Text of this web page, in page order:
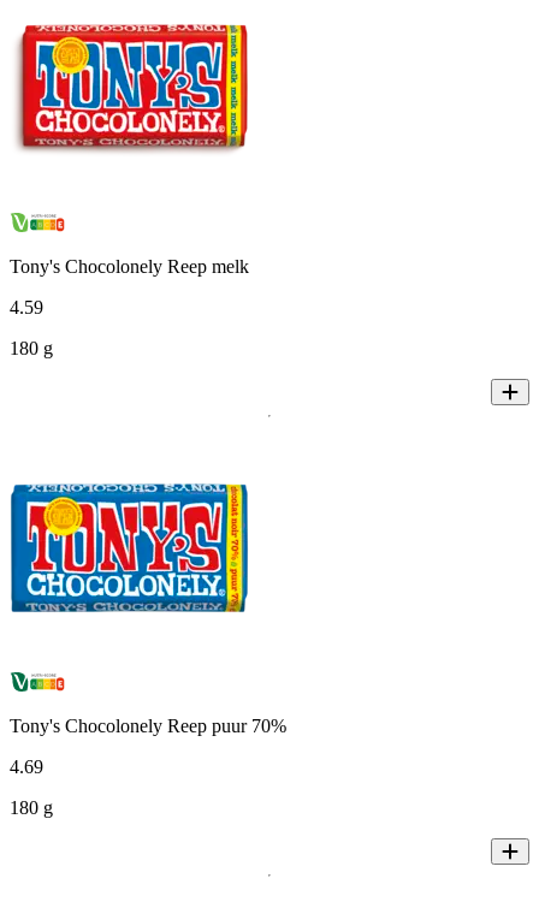
Tony's Chocolonely Reep melk
4.59
180 g
Tony's Chocolonely Reep puur 70%
4.69
180 g